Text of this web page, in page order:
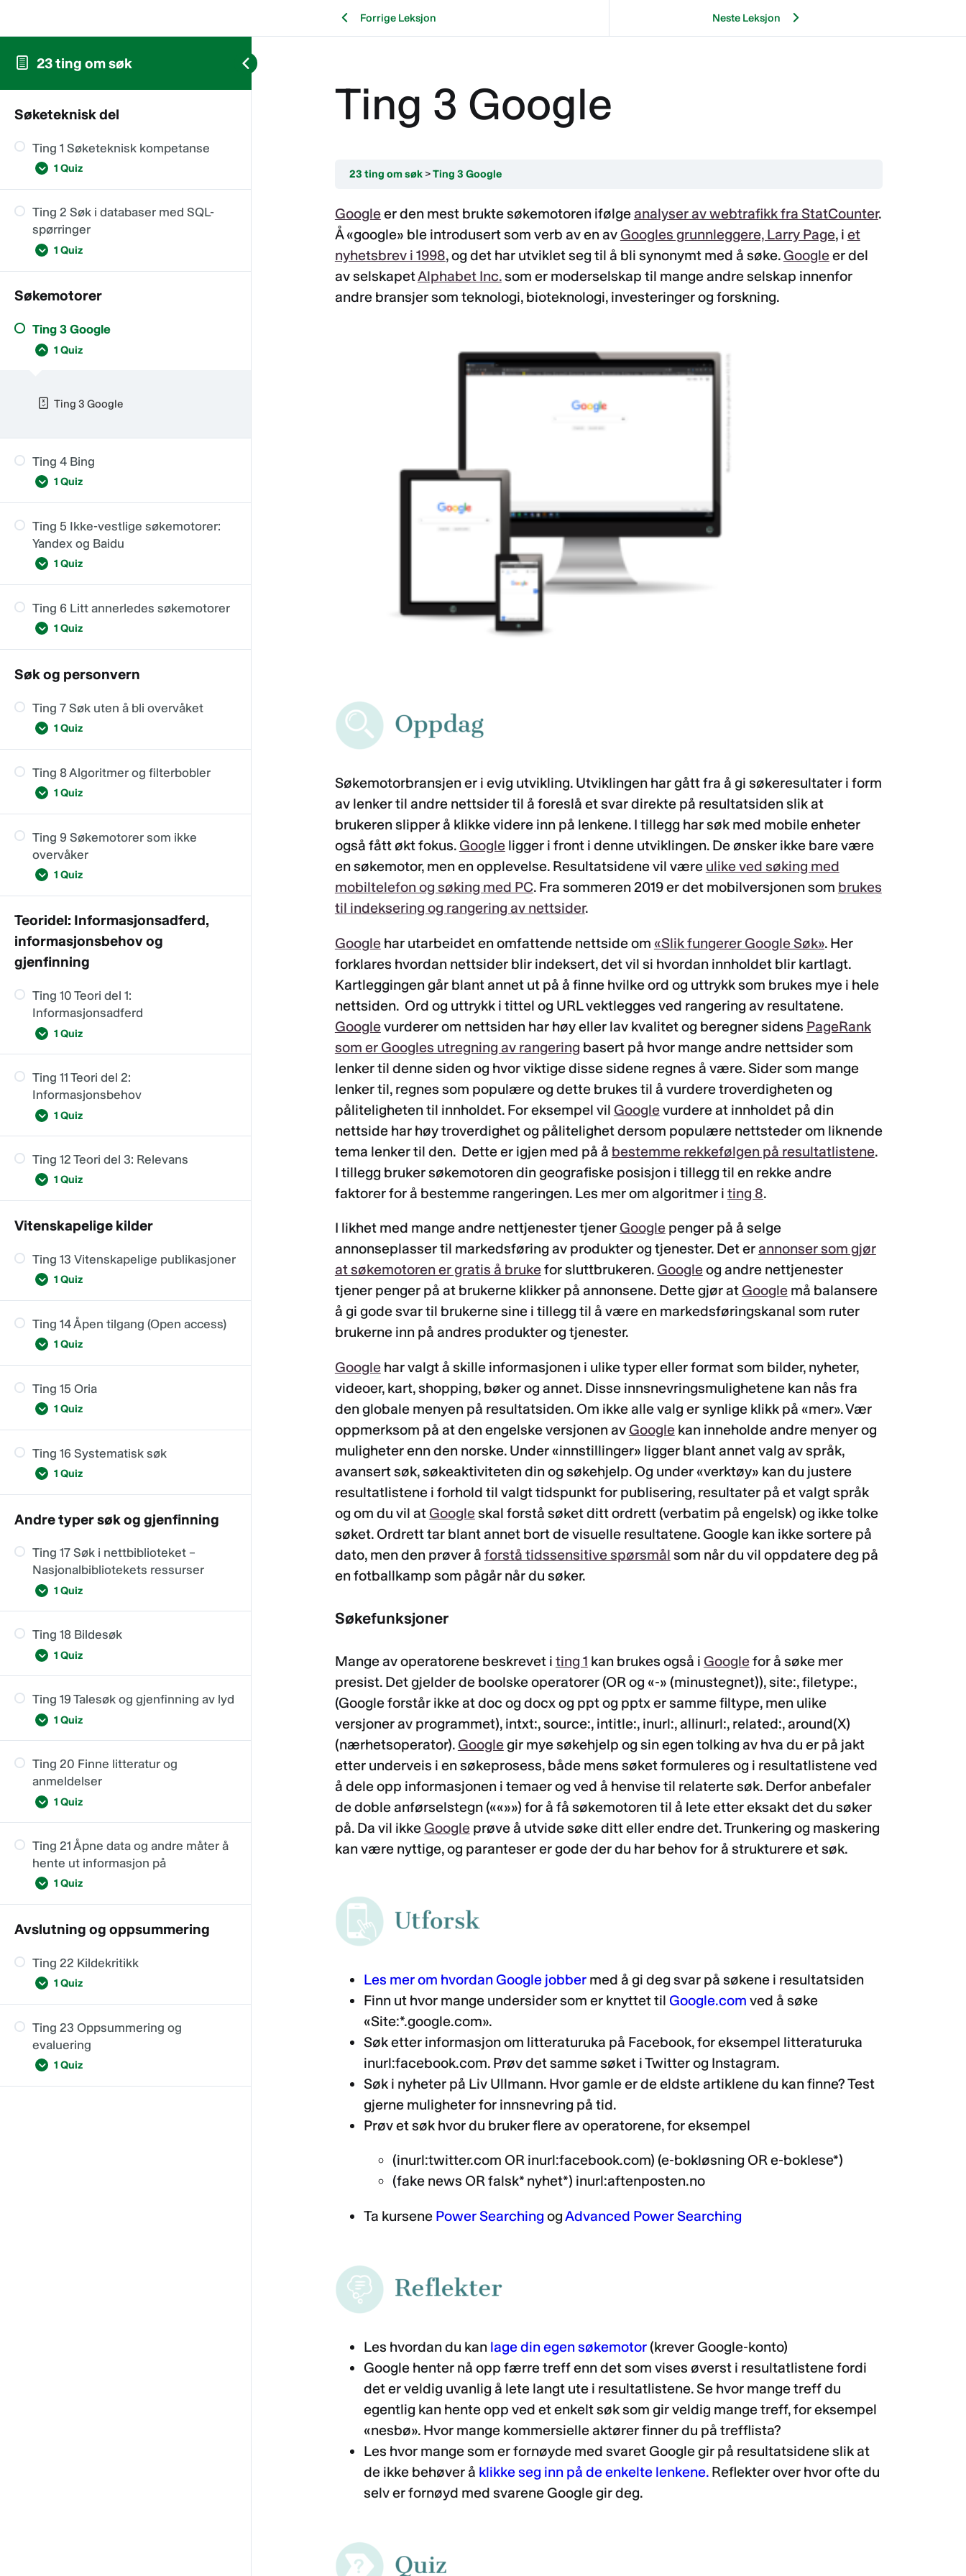
23 ting om søk
Søketeknisk del
Ting 1 Søketeknisk kompetanse
1 Quiz
Quiz Ting 1 Søketeknisk
kompetanse
Ting 2 Søk i databaser med SQL-
spørringer
1 Quiz
Ting 2 Søk i databaser med SQL-
Søkemotorer
Ting 3 Google
1 Quiz
Ting 3 Google
Ting 4 Bing
1 Quiz
Ting 4 Bing
Ting 5 Ikke-vestlige søkemotorer:
Yandex og Baidu
1 Quiz
Ting 5 Ikke vestlige søkemotorer
Ting 6 Litt annerledes søkemotorer
1 Quiz
Ting 6
Søk og personvern
Ting 7 Søk uten å bli overvåket
1 Quiz
Ting 7
Ting 8 Algoritmer og filterbobler
1 Quiz
Ting 8
Ting 9 Søkemotorer som ikke
overvåker
1 Quiz
Ting 9
Teoridel: Informasjonsadferd,
informasjonsbehov og
gjenfinning
Ting 10 Teori del 1:
Informasjonsadferd
1 Quiz
Ting 10
Ting 11 Teori del 2:
Informasjonsbehov
1 Quiz
Ting 11
Ting 12 Teori del 3: Relevans
1 Quiz
Ting 12
Vitenskapelige kilder
Ting 13 Vitenskapelige publikasjoner
1 Quiz
Ting 13
Ting 14 Åpen tilgang (Open access)
1 Quiz
Ting 14
Ting 15 Oria
1 Quiz
Ting 15
Ting 16 Systematisk søk
1 Quiz
Ting 16
Andre typer søk og gjenfinning
Ting 17 Søk i nettbiblioteket –
Nasjonalbibliotekets ressurser
1 Quiz
Ting 17
Ting 18 Bildesøk
1 Quiz
Ting 18 Webinar
Ting 19 Talesøk og gjenfinning av lyd
1 Quiz
Ting 19
Ting 20 Finne litteratur og
anmeldelser
1 Quiz
Ting 20
Ting 21 Åpne data og andre måter å
hente ut informasjon på
1 Quiz
Ting 21
Avslutning og oppsummering
Ting 22 Kildekritikk
1 Quiz
Ting 22
Ting 23 Oppsummering og
evaluering
1 Quiz
Forrige Leksjon Neste Leksjon
Ting 3 Google
23 ting om søk Ting 3 Google
Googleer den mest brukte søkemotoren ifølge analyser av webtrafikk fra StatCounter.
Å «google» ble introdusert som verb av en av Googles grunnleggere, Larry Page, i et
nyhetsbrev i 1998, og det har utviklet seg til å bli synonymt med å søke. Googleer del
av selskapetAlphabet Inc.som er moderselskap til mange andre selskap innenfor
andre bransjer som teknologi, bioteknologi, investeringer og forskning.
Søkemotorbransjen er i evig utvikling. Utviklingen har gått fra å gi søkeresultater i form
av lenker til andre nettsider til å foreslå et svar direkte på resultatsiden slik at
brukeren slipper å klikke videre inn på lenkene. I tillegg har søk med mobile enheter
også fått økt fokus. Googleligger i front i denne utviklingen. De ønsker ikke bare være
en søkemotor, men en opplevelse. Resultatsidene vil være ulike ved søking med
mobiltelefon og søking med PC. Fra sommeren 2019 er det mobilversjonen som brukes
til indeksering og rangering av nettsider.
Googlehar utarbeidet en omfattende nettside om «Slik fungerer Google Søk». Her
forklares hvordan nettsider blir indeksert, det vil si hvordan innholdet blir kartlagt.
Kartleggingen går blant annet ut på å finne hvilke ord og uttrykk som brukes mye i hele
nettsiden. Ord og uttrykk i tittel og URL vektlegges ved rangering av resultatene.
Googlevurderer om nettsiden har høy eller lav kvalitet og beregner sidens PageRank
som er Googles utregning av rangering basert på hvor mange andre nettsider som
lenker til denne siden og hvor viktige disse sidene regnes å være. Sider som mange
lenker til, regnes som populære og dette brukes til å vurdere troverdigheten og
påliteligheten til innholdet. For eksempel vil Googlevurdere at innholdet på din
nettside har høy troverdighet og pålitelighet dersom populære nettsteder om liknende
tema lenker til den. Dette er igjen med på å bestemme rekkefølgen på resultatlistene.
I tillegg bruker søkemotoren din geografiske posisjon i tillegg til en rekke andre
faktorer for å bestemme rangeringen. Les mer om algoritmer i ting 8.
I likhet med mange andre nettjenester tjener Googlepenger på å selge
annonseplasser til markedsføring av produkter og tjenester. Det er annonser som gjør
at søkemotoren er gratis å brukefor sluttbrukeren. Googleog andre nettjenester
tjener penger på at brukerne klikker på annonsene. Dette gjør at Googlemå balansere
å gi gode svar til brukerne sine i tillegg til å være en markedsføringskanal som ruter
brukerne inn på andres produkter og tjenester.
Googlehar valgt å skille informasjonen i ulike typer eller format som bilder, nyheter,
videoer, kart, shopping, bøker og annet. Disse innsnevringsmulighetene kan nås fra
den globale menyen på resultatsiden. Om ikke alle valg er synlige klikk på «mer». Vær
oppmerksom på at den engelske versjonen av Googlekan inneholde andre menyer og
muligheter enn den norske. Under «innstillinger» ligger blant annet valg av språk,
avansert søk, søkeaktiviteten din og søkehjelp. Og under «verktøy» kan du justere
resultatlistene i forhold til valgt tidspunkt for publisering, resultater på et valgt språk
og om du vil at Googleskal forstå søket ditt ordrett (verbatim på engelsk) og ikke tolke
søket. Ordrett tar blant annet bort de visuelle resultatene. Google kan ikke sortere på
dato, men den prøver å forstå tidssensitive spørsmål som når du vil oppdatere deg på
en fotballkamp som pågår når du søker.
Søkefunksjoner
Mange av operatorene beskrevet i ting 1 kan brukes også i Googlefor å søke mer
presist. Det gjelder de boolske operatorer (OR og «-» (minustegnet)), site:, filetype:,
(Google forstår ikke at doc og docx og ppt og pptx er samme filtype, men ulike
versjoner av programmet), intxt:, source:, intitle:, inurl:, allinurl:, related:, around(X)
(nærhetsoperator). Googlegir mye søkehjelp og sin egen tolking av hva du er på jakt
etter underveis i en søkeprosess, både mens søket formuleres og i resultatlistene ved
å dele opp informasjonen i temaer og ved å henvise til relaterte søk. Derfor anbefaler
de doble anførselstegn (««»») for å få søkemotoren til å lete etter eksakt det du søker
på. Da vil ikke Googleprøve å utvide søke ditt eller endre det. Trunkering og maskering
kan være nyttige, og paranteser er gode der du har behov for å strukturere et søk.
Les mer om hvordan Google jobbermed å gi deg svar på søkene i resultatsiden
Finn ut hvor mange undersider som er knyttet til Google.com ved å søke
«Site:*.google.com».
Søk etter informasjon om litteraturuka på Facebook, for eksempel litteraturuka
inurl:facebook.com. Prøv det samme søket i Twitter og Instagram.
Søk i nyheter på Liv Ullmann. Hvor gamle er de eldste artiklene du kan finne? Test
gjerne muligheter for innsnevring på tid.
Prøv et søk hvor du bruker flere av operatorene, for eksempel
(inurl:twitter.com OR inurl:facebook.com) (e-bokløsning OR e-boklese*)
(fake news OR falsk* nyhet*) inurl:aftenposten.no
Ta kursene Power Searching ogAdvanced Power Searching
Les hvordan du kan lage din egen søkemotor(krever Google-konto)
Google henter nå opp færre treff enn det som vises øverst i resultatlistene fordi
det er veldig uvanlig å lete langt ute i resultatlistene. Se hvor mange treff du
egentlig kan hente opp ved et enkelt søk som gir veldig mange treff, for eksempel
«nesbø». Hvor mange kommersielle aktører finner du på trefflista?
Les hvor mange som er fornøyde med svaret Google gir på resultatsidene slik at
de ikke behøver å klikke seg inn på de enkelte lenkene.Reflekter over hvor ofte du
selv er fornøyd med svarene Google gir deg.